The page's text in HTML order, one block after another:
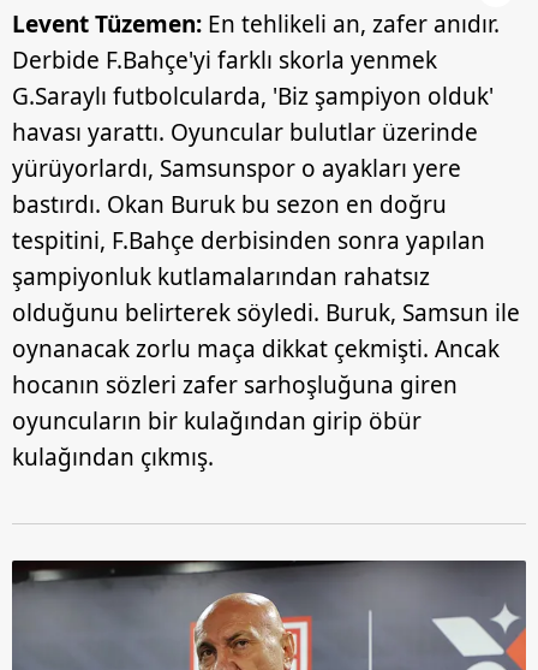
Levent Tüzemen: En tehlikeli an, zafer anıdır.
Derbide F.Bahçe'yi farklı skorla yenmek
G.Saraylı futbolcularda, 'Biz şampiyon olduk'
havası yarattı. Oyuncular bulutlar üzerinde
yürüyorlardı, Samsunspor o ayakları yere
bastırdı. Okan Buruk bu sezon en doğru
tespitini, F.Bahçe derbisinden sonra yapılan
şampiyonluk kutlamalarından rahatsız
olduğunu belirterek söyledi. Buruk, Samsun ile
oynanacak zorlu maça dikkat çekmişti. Ancak
hocanın sözleri zafer sarhoşluğuna giren
oyuncuların bir kulağından girip öbür
kulağından çıkmış.